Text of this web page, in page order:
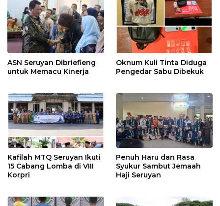
ASN Seruyan Dibriefieng
untuk Memacu Kinerja
Oknum Kuli Tinta Diduga
Pengedar Sabu Dibekuk
Kafilah MTQ Seruyan Ikuti
15 Cabang Lomba di VIII
Korpri
Penuh Haru dan Rasa
Syukur Sambut Jemaah
Haji Seruyan